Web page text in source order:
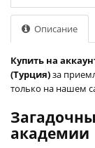
Описание
Купить на
(Турция)за
только на нашем
академии